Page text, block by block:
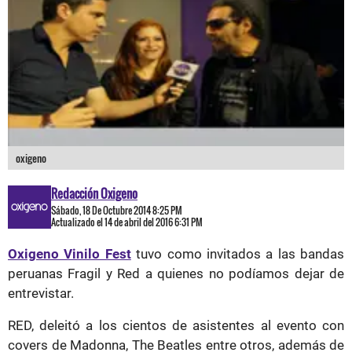
oxigeno
Redacción Oxigeno
Sábado, 18 De Octubre 2014 8:25 PM
Actualizado el 14 de abril del 2016 6:31 PM
Oxigeno Vinilo Festtuvo como invitados a las bandas
peruanas Fragil y Red a quienes no podíamos dejar de
entrevistar.
RED, deleitó a los cientos de asistentes al evento con
covers de Madonna, The Beatles entre otros, además de